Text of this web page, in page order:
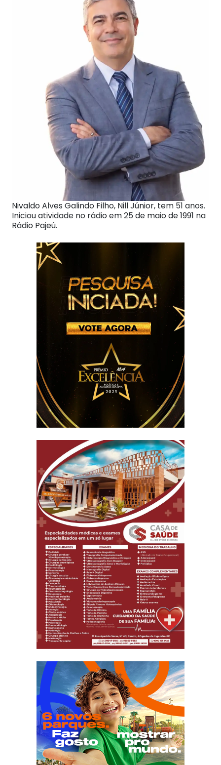
Nivaldo Alves Galindo Filho, Nill Júnior, tem 51 anos.
Iniciou atividade no rádio em 25 de maio de 1991 na
Rádio Pajeú.